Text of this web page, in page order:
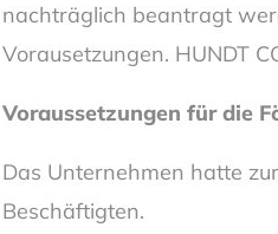
nachträglich beantragt
Vorausetzungen. HUNDT
Voraussetzungen für die
Das Unternehmen hatte
Beschäftigten.